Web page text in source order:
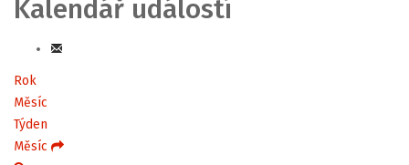
Kalendář událostí
Rok
Měsíc
Týden
Měsíc